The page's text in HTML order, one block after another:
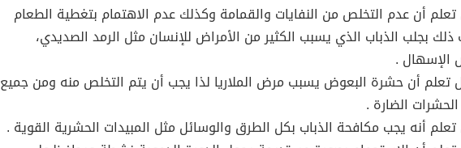
تعلم أن عدم التخلص من النفايات والقمامة وكذلك عدم الاهتمام بتغطية الطعام
بجلب الذباب الذي يسبب الكثير من الأمراض للإنسان مثل الرمد الصديدي،
الإسهال .
تعلم أن حشرة البعوض يسبب مرض الملاريا لذا يجب أن يتم التخلص منه ومن جميع
الحشرات الضارة .